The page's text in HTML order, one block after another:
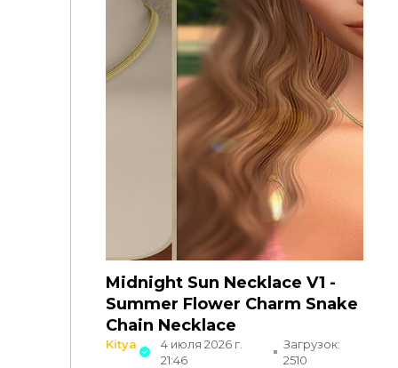
Midnight Sun Necklace V1 -
Summer Flower Charm Snake
Chain Necklace
Kitya
4 июля 2026 г.
21:46
Загрузок:
2510